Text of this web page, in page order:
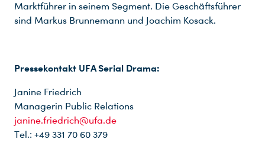
Marktführer in seinem Segment. Die Geschäftsführer
sind Markus Brunnemann und Joachim Kosack.
Pressekontakt UFA Serial Drama:
Janine Friedrich
Managerin Public Relations
janine.friedrich@ufa.de
Tel.: +49 331 70 60 379